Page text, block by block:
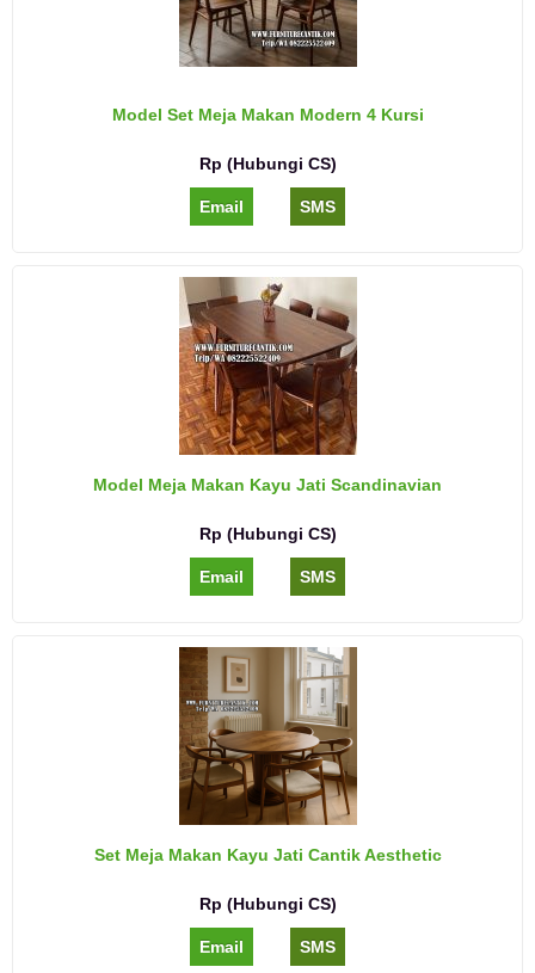
Model Set Meja Makan Modern 4 Kursi
Rp (Hubungi CS)
Email SMS
Model Meja Makan Kayu Jati Scandinavian
Rp (Hubungi CS)
Email SMS
Set Meja Makan Kayu Jati Cantik Aesthetic
Rp (Hubungi CS)
Email SMS